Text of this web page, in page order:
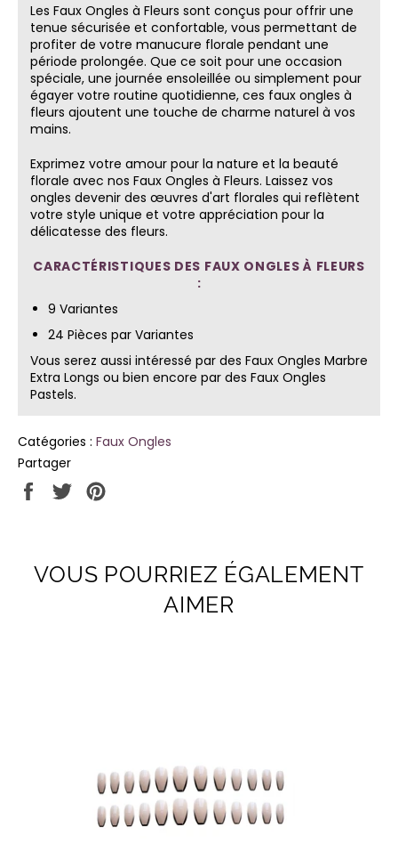
Les Faux Ongles à Fleurs sont conçus pour offrir une
tenue sécurisée et confortable, vous permettant de
profiter de votre manucure florale pendant une
période prolongée. Que ce soit pour une occasion
spéciale, une journée ensoleillée ou simplement pour
égayer votre routine quotidienne, ces faux ongles à
fleurs ajoutent une touche de charme naturel à vos
mains.
Exprimez votre amour pour la nature et la beauté
florale avec nos Faux Ongles à Fleurs. Laissez vos
ongles devenir des œuvres d'art florales qui reflètent
votre style unique et votre appréciation pour la
délicatesse des fleurs.
CARACTÉRISTIQUES DES FAUX ONGLES À FLEURS
:
9 Variantes
24 Pièces par Variantes
Vous serez aussi intéressé par des Faux Ongles Marbre
Extra Longs ou bien encore par des Faux Ongles
Pastels.
Catégories : Faux Ongles
Partager
Partager
sur
Tweeter
sur
VOUS POURRIEZ ÉGALEMENT
AIMER